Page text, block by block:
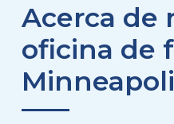
Acerca de
oficina de